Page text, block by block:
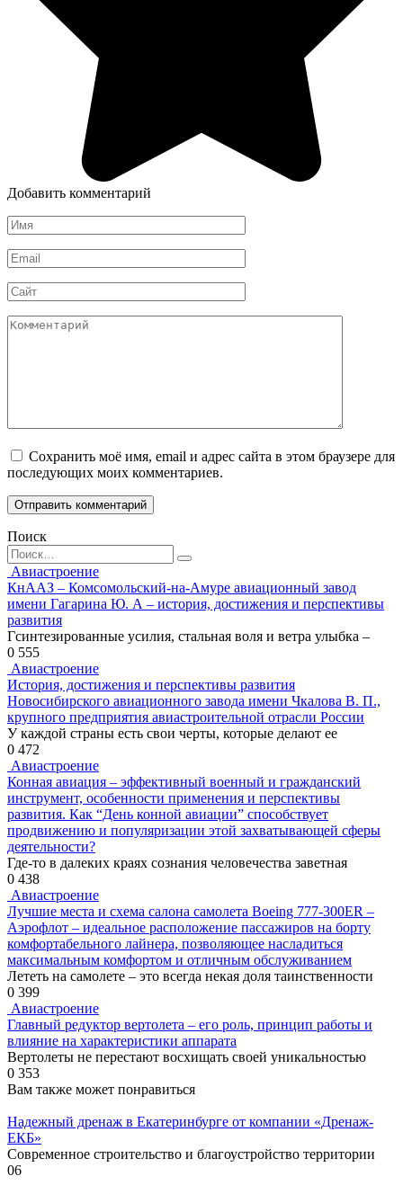
Добавить комментарий
Имя
*
Email
*
Сайт
Комментарий
Сохранить моё имя, email и адрес сайта в этом браузере для
последующих моих комментариев.
Поиск
Search
for:
Авиастроение
КнААЗ – Комсомольский-на-Амуре авиационный завод
имени Гагарина Ю. А – история, достижения и перспективы
развития
Гсинтезированные усилия, стальная воля и ветра улыбка –
0 555
Авиастроение
История, достижения и перспективы развития
Новосибирского авиационного завода имени Чкалова В. П.,
крупного предприятия авиастроительной отрасли России
У каждой страны есть свои черты, которые делают ее
0 472
Авиастроение
Конная авиация – эффективный военный и гражданский
инструмент, особенности применения и перспективы
развития. Как “День конной авиации” способствует
продвижению и популяризации этой захватывающей сферы
деятельности?
Где-то в далеких краях сознания человечества заветная
0 438
Авиастроение
Лучшие места и схема салона самолета Boeing 777-300ER –
Аэрофлот – идеальное расположение пассажиров на борту
комфортабельного лайнера, позволяющее насладиться
максимальным комфортом и отличным обслуживанием
Лететь на самолете – это всегда некая доля таинственности
0 399
Авиастроение
Главный редуктор вертолета – его роль, принцип работы и
влияние на характеристики аппарата
Вертолеты не перестают восхищать своей уникальностью
0 353
Вам также может понравиться
Надежный дренаж в Екатеринбурге от компании «Дренаж-
ЕКБ»
Современное строительство и благоустройство территории
06